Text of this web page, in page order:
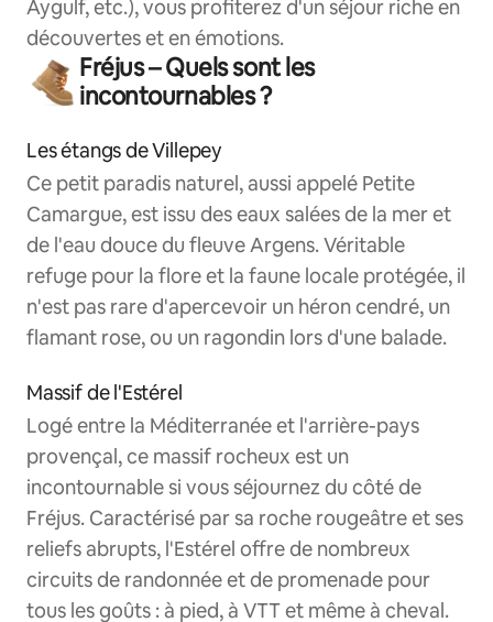
Aygulf, etc.), vous profiterez d'un séjour riche en
découvertes et en émotions.
Fréjus – Quels sont les
incontournables ?
Les étangs de Villepey
Ce petit paradis naturel, aussi appelé Petite
Camargue, est issu des eaux salées de la mer et
de l'eau douce du fleuve Argens. Véritable
refuge pour la flore et la faune locale protégée, il
n'est pas rare d'apercevoir un héron cendré, un
flamant rose, ou un ragondin lors d'une balade.
Massif de l'Estérel
Logé entre la Méditerranée et l'arrière-pays
provençal, ce massif rocheux est un
incontournable si vous séjournez du côté de
Fréjus. Caractérisé par sa roche rougeâtre et ses
reliefs abrupts, l'Estérel offre de nombreux
circuits de randonnée et de promenade pour
tous les goûts : à pied, à VTT et même à cheval.